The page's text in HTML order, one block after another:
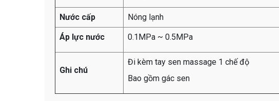
Nước cấp Nóng lạnh
Áp lực nước 0.1MPa ~ 0.5MPa
Ghi chú
Đi kèm tay sen massage 1 chế độ
Bao gồm gác sen